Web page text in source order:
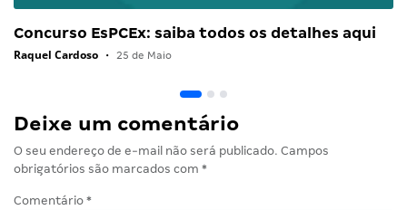
Concurso EsPCEx: saiba todos os detalhes aqui
Raquel Cardoso • 25 de Maio
Deixe um comentário
O seu endereço de e-mail não será publicado. Campos
obrigatórios são marcados com *
Comentário *